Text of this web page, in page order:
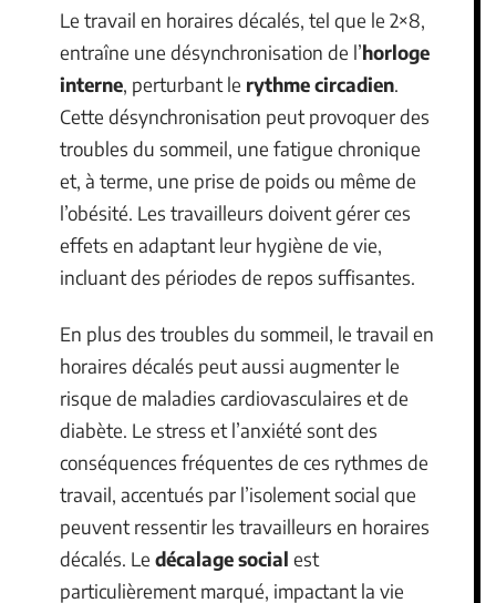
Le travail en horaires décalés, tel que le 2×8,
entraîne une désynchronisation de l’horloge
interne, perturbant le rythme circadien.
Cette désynchronisation peut provoquer des
troubles du sommeil, une fatigue chronique
et, à terme, une prise de poids ou même de
l’obésité. Les travailleurs doivent gérer ces
effets en adaptant leur hygiène de vie,
incluant des périodes de repos suffisantes.
En plus des troubles du sommeil, le travail en
horaires décalés peut aussi augmenter le
risque de maladies cardiovasculaires et de
diabète. Le stress et l’anxiété sont des
conséquences fréquentes de ces rythmes de
travail, accentués par l’isolement social que
peuvent ressentir les travailleurs en horaires
décalés. Le décalage social est
particulièrement marqué, impactant la vie